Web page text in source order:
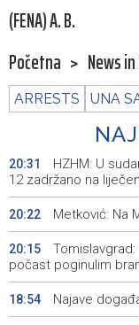
(FENA) A. B.
Početna > News
ARRESTS UNA
20:31
HZHM: U
12 zadržano na
20:22 Metković: Na
20:15
počast poginulim
18:54 Najave